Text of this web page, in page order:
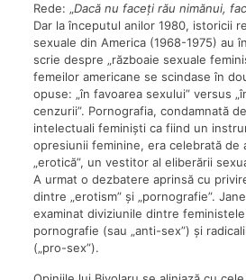
Rede: „Dacă nu faceți rău nimănui,
Dar la începutul anilor 1980, istoricii
sexuale din America (1968-1975) au
scrie despre „războaie sexuale
femeilor americane se scindase în
opuse: „în favoarea sexului” versus
cenzurii”. Pornografia, condamnată
intelectuali feminiști ca fiind un
opresiunii feminine, era celebrată de
„erotică”, un vestitor al eliberării
A urmat o dezbatere aprinsă cu
dintre „erotism” și „pornografie”.
examinat diviziunile dintre
pornografie (sau „anti-sex”) și
(„pro-sex”).